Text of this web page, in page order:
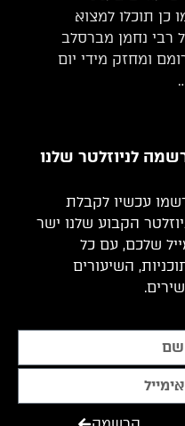
כן תוכלו למצוא
רבי נחמן מברסלב
ומחזק מידי יום
לניוזלטר שלנו
עכשיו לקבלת
הקבוע שלנו ישר
שלכם, עם כל
השיעורים